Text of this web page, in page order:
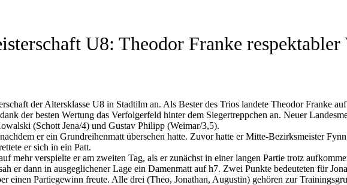
U8: Theodor Franke respektabler
der Altersklasse U8 in Stadtilm an. Als Bester des Trios landete Theodor Franke
der besten Wertung das Verfolgerfeld hinter dem Siegertreppchen an. Neuer
(Schott Jena/4) und Gustav Philipp (Weimar/3,5).
er ein Grundreihenmatt übersehen hatte. Zuvor hatte er Mitte-Bezirksmeister
er sich in ein Patt.
mehr verspielte er am zweiten Tag, als er zunächst in einer langen Partie trotz
er dann in ausgeglichener Lage ein Damenmatt auf h7. Zwei Punkte bedeuteten für
Partiegewinn freute. Alle drei (Theo, Jonathan, Augustin) gehören zur